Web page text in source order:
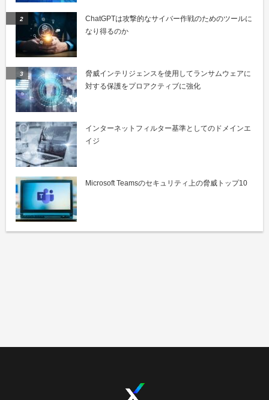
ChatGPTは攻撃的なサイバー作戦のためのツールに
なり得るのか
脅威インテリジェンスを使用してランサムウェアに
対する保護をプロアクティブに強化
インターネットフィルター基準としてのドメインエ
イジ
Microsoft Teamsのセキュリティ上の脅威トップ10